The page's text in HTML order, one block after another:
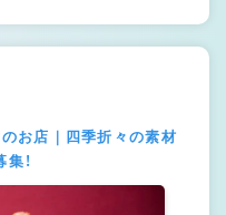
お店｜四季折々の素材
！